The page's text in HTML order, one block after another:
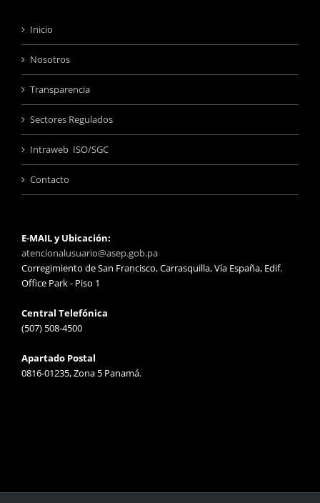
Inicio
Nosotros
Transparencia
Sectores Regulados
Intraweb ISO/SGC
Contacto
E-MAIL y Ubicación:
atencionalusuario@asep.gob.pa
Corregimiento de San Francisco, Carrasquilla, Vía España, Edif.
Office Park - Piso 1
Central Telefónica
(507) 508-4500
Apartado Postal
0816-01235, Zona 5 Panamá.